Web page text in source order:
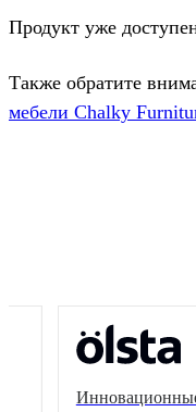
Продукт уже
Также обратите
мебели Chalky